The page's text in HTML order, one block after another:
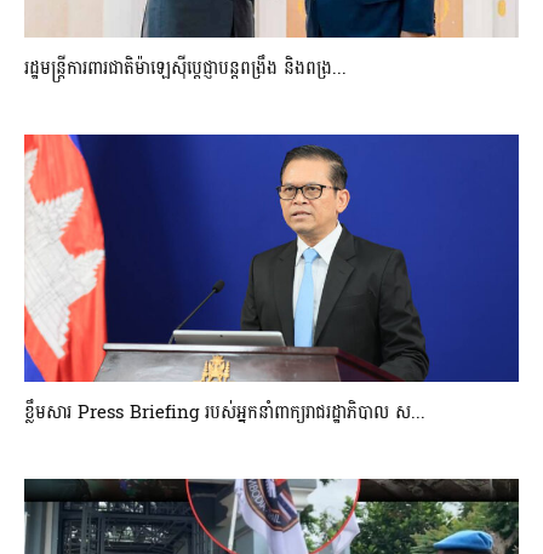
រដ្ឋមន្ត្រីការពារជាតិម៉ាឡេស៊ីប្ដេជ្ញាបន្តពង្រឹង និងពង្រ...
ខ្លឹមសារ Press Briefing របស់អ្នកនាំពាក្យរាជរដ្ឋាភិបាល ស...